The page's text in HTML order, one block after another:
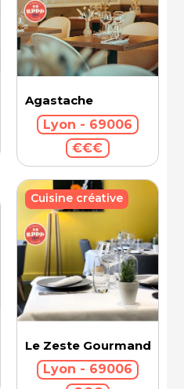
Agastache
Lyon - 69006
€€€
Le Zeste Gourmand
Lyon - 69006
Cuisine créative